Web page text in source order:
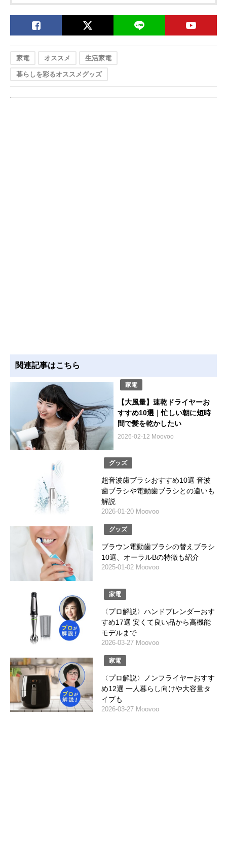
家電 オススメ 生活家電
暮らしを彩るオススメグッズ
関連記事はこちら
家電
【大風量】速乾ドライヤーお
すすめ10選｜忙しい朝に短時
間で髪を乾かしたい
2026-02-12 Moovoo
グッズ
超音波歯ブラシおすすめ10選 音波
歯ブラシや電動歯ブラシとの違いも
解説
2026-01-20 Moovoo
グッズ
ブラウン電動歯ブラシの替えブラシ
10選、オーラルBの特徴も紹介
2025-01-02 Moovoo
家電
〈プロ解説〉ハンドブレンダーおす
すめ17選 安くて良い品から高機能
モデルまで
2026-03-27 Moovoo
家電
〈プロ解説〉ノンフライヤーおすす
め12選 一人暮らし向けや大容量タ
イプも
2026-03-27 Moovoo